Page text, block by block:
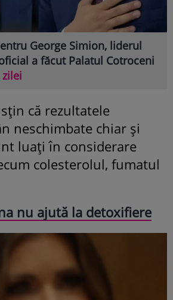
George Simion, liderul
a făcut Palatul Cotroceni
că rezultatele
neschimbate chiar și
luați în considerare
colesterolul, fumatul
nu ajută la detoxifiere